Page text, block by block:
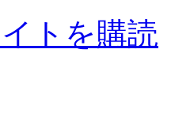
トを購読